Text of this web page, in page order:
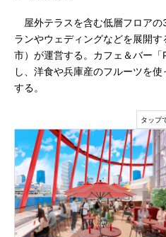
屋外テラスを含む低層フロアの
ランやウェディングなどを展開
市）が運営する。カフェ＆バー「
し、洋食や兵庫産のフルーツを
する。